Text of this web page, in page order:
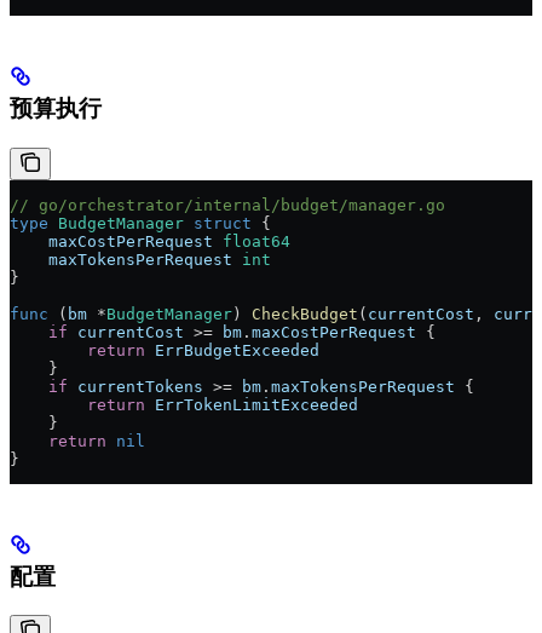
预算执行
// go/orchestrator/internal/budget/manager.go
type BudgetManager struct {
    maxCostPerRequest
float64
    maxTokensPerRequest
int
}
func ( bm *BudgetManager ) CheckBudget ( currentCost ,
    if
currentCost >= bm . maxCostPerRequest {
        return
ErrBudgetExceeded
    }
    if
currentTokens >= bm . maxTokensPerRequest {
        return
ErrTokenLimitExceeded
    }
    return
nil
}
配置